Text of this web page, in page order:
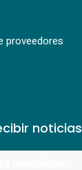
proveedores
noticias